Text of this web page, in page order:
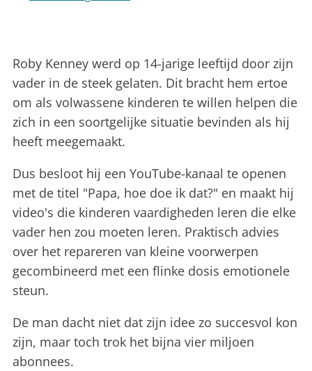
Roby Kenney werd op 14-jarige leeftijd door zijn
vader in de steek gelaten. Dit bracht hem ertoe
om als volwassene kinderen te willen helpen die
zich in een soortgelijke situatie bevinden als hij
heeft meegemaakt.
Dus besloot hij een YouTube-kanaal te openen
met de titel "Papa, hoe doe ik dat?" en maakt hij
video's die kinderen vaardigheden leren die elke
vader hen zou moeten leren. Praktisch advies
over het repareren van kleine voorwerpen
gecombineerd met een flinke dosis emotionele
steun.
De man dacht niet dat zijn idee zo succesvol kon
zijn, maar toch trok het bijna vier miljoen
abonnees.